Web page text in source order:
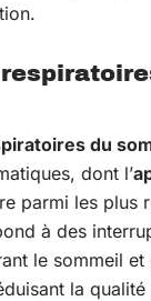
du
dont l’
parmi les plus
à des
le sommeil et
la